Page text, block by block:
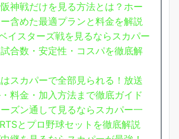
神戦だけを見る方法とは？ホー
含めた最適プランと料金を解説
イスターズ戦を見るならスカパー
合数・安定性・コスパを徹底解
スカパーで全部見られる！放送
料金・加入方法まで徹底ガイド
ズン通して見るならスカパー一
とプロ野球セットを徹底解説